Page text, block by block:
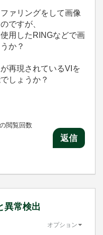
ァリングをして画像
ですが、
用したRINGなどで画
か？
再現されているVIを
しょうか？
閲覧回数
返信
異常検出
オプション